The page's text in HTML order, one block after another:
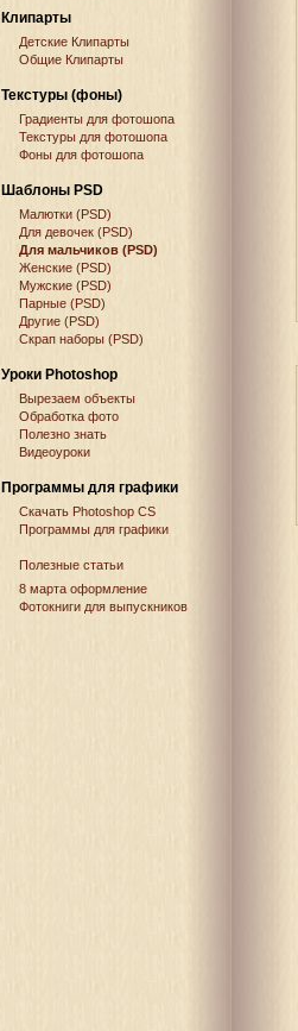
Клипарты
Детские Клипарты
Общие Клипарты
Текстуры (фоны)
Градиенты для фотошопа
Текстуры для фотошопа
Фоны для фотошопа
Шаблоны PSD
Малютки (PSD)
Для девочек (PSD)
Для мальчиков (PSD)
Женские (PSD)
Мужские (PSD)
Парные (PSD)
Другие (PSD)
Скрап наборы (PSD)
Уроки Photoshop
Вырезаем объекты
Обработка фото
Полезно знать
Видеоуроки
Программы для графики
Cкачать Photoshop CS
Программы для графики
Полезные статьи
8 марта оформление
Фотокниги для выпускников